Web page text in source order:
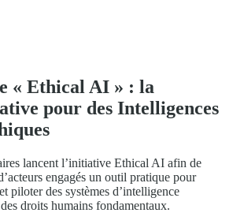
« Ethical AI » : la
pour des Intelligences
lancent l’initiative Ethical AI afin de
engagés un outil pratique pour
piloter des systèmes d’intelligence
droits humains fondamentaux.